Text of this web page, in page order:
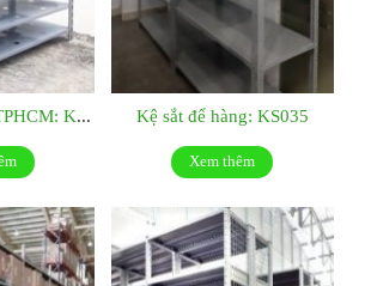
Kệ sắt để hàng: KS035
Xem thêm